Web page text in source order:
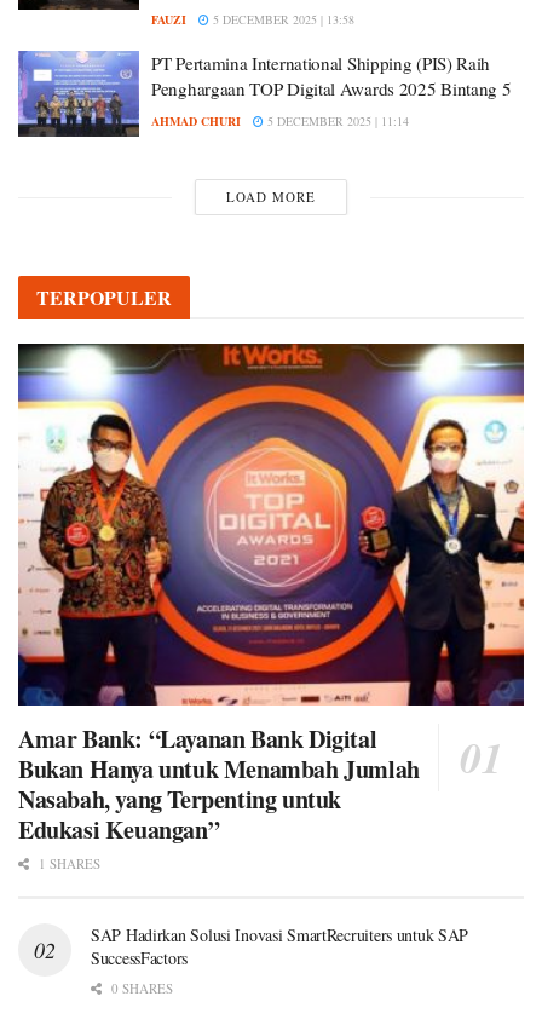
FAUZI 5 DECEMBER 2025 | 13:58
PT Pertamina International Shipping (PIS) Raih
Penghargaan TOP Digital Awards 2025 Bintang 5
AHMAD CHURI 5 DECEMBER 2025 | 11:14
LOAD MORE
TERPOPULER
Amar Bank: “Layanan Bank Digital
Bukan Hanya untuk Menambah Jumlah
Nasabah, yang Terpenting untuk
Edukasi Keuangan”
1 SHARES
SAP Hadirkan Solusi Inovasi SmartRecruiters untuk SAP
SuccessFactors
0 SHARES